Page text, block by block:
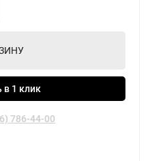
1 клик
786-44-00